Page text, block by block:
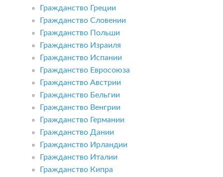
Гражданство Греции
Гражданство Словении
Гражданство Польши
Гражданство Израиля
Гражданство Испании
Гражданство Евросоюза
Гражданство Австрии
Гражданство Бельгии
Гражданство Венгрии
Гражданство Германии
Гражданство Дании
Гражданство Ирландии
Гражданство Италии
Гражданство Кипра